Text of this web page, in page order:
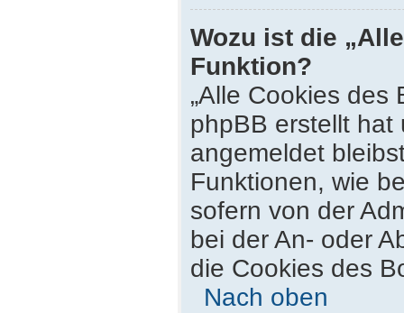
Wozu ist die
Funktion?
„Alle Cookies des
phpBB erstellt hat
angemeldet
Funktionen, wie
sofern von der
bei der An- oder
die Cookies des
Nach oben